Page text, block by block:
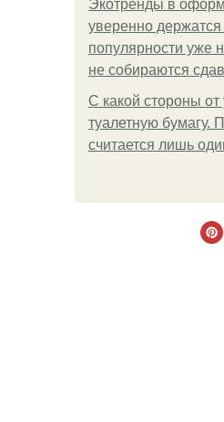
Экотренды в
уверенно
популярности уже
не собираются
С какой стороны
туалетную бумагу.
считается лишь